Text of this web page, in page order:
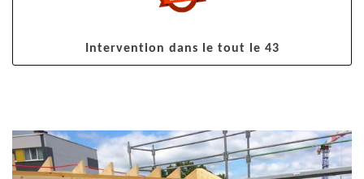
Intervention dans le tout le 43